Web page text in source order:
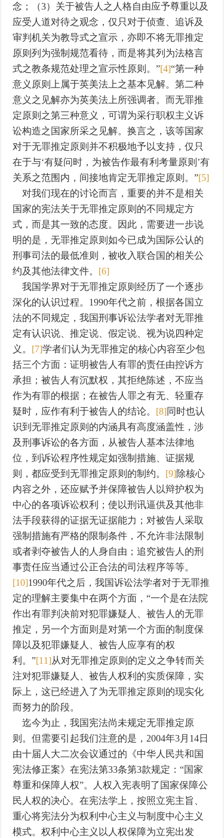
念；（3）关于被告人之人格自由应予尊重以及
应受人道对待之观念，仅只对于侦查、追诉及
审判机关为教导式之宣示，亦即不将无罪推定
原则列为强制规范看待，而是将其列为法格言
式之教条规范处理之宣示性原则。”[4]“第一种
意义原则上属于英美法上之基本见解。第二种
意义之见解亦为英美法上所强调者。而无罪推
定原则之第三种意义，可谓为采行职权主义诉
讼构造之国家所采之见解。换言之，该等国家
对于无罪推定原则并不积极地予以支持，仅只
在于与‘有疑问时，为被告作最有利考量原则’有
关系之范围内，间接地肯定无罪推定原则。”[5]
对我们现在的讨论而言，重要的并不是相关
国家的宪法关于无罪推定原则的不同规定方
式，而是其一致的态度。因此，需要进一步说
明的是，无罪推定原则如今已成为国际公认的
刑事司法的最低准则，被收入联合国的相关公
约及其他法律文件。 [6]
我国学界对于无罪推定原则经历了一个逐步
深化的认识过程。1990年代之前，根据各国立
法的不同规定，我国刑事诉讼法学者对无罪推
定有认识说、推定说、假定说、视为说四种定
义。 [7]学者们认为无罪推定的核心内容至少包
括三个方面：证明被告人有罪的责任由控诉方
承担；被告人有沉默权，其拒绝陈述，不应当
作为有罪的根据；在被告人罪之有无、轻重存
疑时，应作有利于被告人的结论。 [8]同时也认
识到无罪推定原则的内涵具有高度涵盖性，涉
及刑事诉讼的各方面，从被告人基本法律地
位，到诉讼程序性规定如强制措施、证据规
则，都应受到无罪推定原则的制约。 [9]除核心
内容之外，还应赋予并保障被告人以辩护权为
中心的各项诉讼权利；使以刑讯逼供及其他非
法手段获得的证据无证据能力；对被告人采取
强制措施有严格的限制条件，不允许非法限制
或者剥夺被告人的人身自由；追究被告人的刑
事责任应当通过公正合法的司法程序等等。
[10]1990年代之后，我国诉讼法学者对于无罪推
定的理解主要集中在两个方面，“一个是在法院
作出有罪判决前对犯罪嫌疑人、被告人的无罪
推定，另一个方面则是对第一个方面的制度保
障以及犯罪嫌疑人、被告人应享有的权
利。”[11]从对无罪推定原则的定义之争转而关
注对犯罪嫌疑人、被告人权利的实质保障，实
际上，这已经进入了为无罪推定原则的现实化
而努力的阶段。
迄今为止，我国宪法尚未规定无罪推定原
则。但需要引起我们注意的是，2004年3月14日
由十届人大二次会议通过的《中华人民共和国
宪法修正案》在宪法第33条第3款规定：“国家
尊重和保障人权”。人权入宪表明了国家保障公
民人权的决心。在宪法学上，按照立宪主旨、
重心将宪法分为权利中心主义与制度中心主义
模式。权利中心主义以人权保障为立宪出发